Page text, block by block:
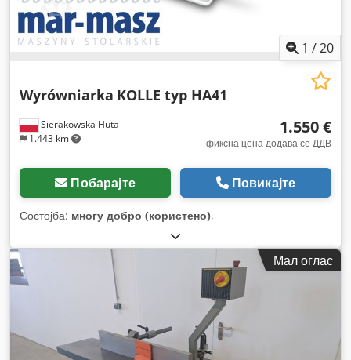
1 /20
Sierakowska Huta
1.443 km
Wyrówniarka KOLLE typ HA41
1.550 €
фиксна цена додава се ДДВ
Побарајте Повикајте
Состојба: многу добро (користено),
Мал оглас